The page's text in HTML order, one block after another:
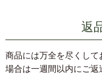
二番茶製造も無事終
整いました。今年も
は清涼感と綺麗な水
返
商品には万全を尽くし
場合は一週間以内にご